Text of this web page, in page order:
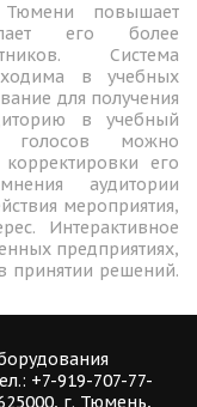
повышает
его более
Система
в учебных
для получения
в учебный
голосов можно
его
аудитории
мероприятия,
Интерактивное
предприятиях,
принятии решений.
+7-919-707-77-